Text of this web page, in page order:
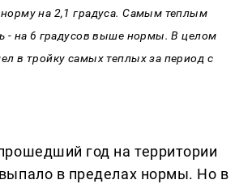
на 2,1 градуса. Самым теплым
- на 6 градусов выше нормы. В целом
в тройку самых теплых за период с
год на территории
в пределах нормы. Но в